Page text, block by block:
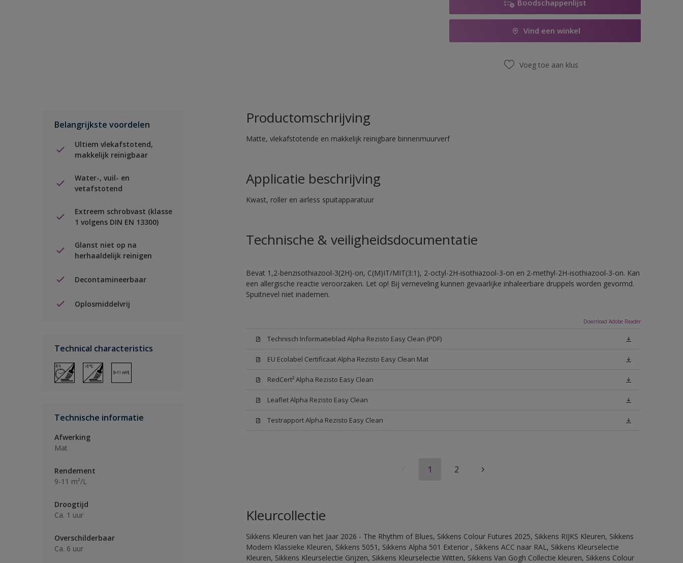
Boodschappenlijst
Vind een winkel
Voeg toe aan klus
Belangrijkste voordelen
Ultiem vlekafstotend,
makkelijk reinigbaar
Water-, vuil- en
vetafstotend
Extreem schrobvast (klasse
1 volgens DIN EN 13300)
Glanst niet op na
herhaaldelijk reinigen
Decontamineerbaar
Oplosmiddelvrij
Technical characteristics
Technische informatie
Afwerking
Mat
Rendement
9-11 m²/L
Droogtijd
Ca. 1 uur
Overschilderbaar
Ca. 6 uur
Productomschrijving
Matte, vlekafstotende en makkelijk reinigbare binnenmuurverf
Applicatie beschrijving
Kwast, roller en airless spuitapparatuur
Technische & veiligheidsdocumentatie
Bevat 1,2-benzisothiazool-3(2H)-on, C(M)IT/MIT(3:1), 2-octyl-2H-isothiazool-3-on en 2-methyl-2H-isothiazool-3-on. Kan
een allergische reactie veroorzaken. Let op! Bij verneveling kunnen gevaarlijke inhaleerbare druppels worden gevormd.
Spuitnevel niet inademen.
Download Adobe Reader
Technisch Informatieblad Alpha Rezisto Easy Clean (PDF)
EU Ecolabel Certificaat Alpha Rezisto Easy Clean Mat
RedCert² Alpha Rezisto Easy Clean
Leaflet Alpha Rezisto Easy Clean
Testrapport Alpha Rezisto Easy Clean
1 2
Kleurcollectie
Sikkens Kleuren van het Jaar 2026 - The Rhythm of Blues, Sikkens Colour Futures 2025, Sikkens RIJKS Kleuren, Sikkens
Modern Klassieke Kleuren, Sikkens 5051, Sikkens Alpha 501 Exterior , Sikkens ACC naar RAL, Sikkens Kleurselectie
Kleuren, Sikkens Kleurselectie Grijzen, Sikkens Kleurselectie Witten, Sikkens Van Gogh Collectie kleuren, Sikkens Colour